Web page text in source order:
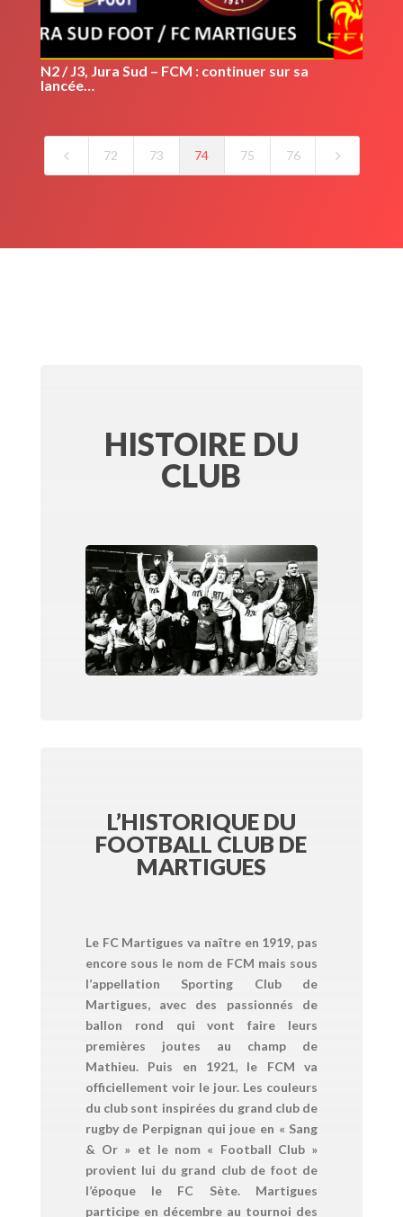
N2 / J3, Jura Sud – FCM : continuer sur sa
lancée…
4 72 73 74 75 76 5
HISTOIRE DU
CLUB
L’HISTORIQUE DU
FOOTBALL CLUB DE
MARTIGUES
Le FC Martigues va naître en 1919, pas
encore sous le nom de FCM mais sous
l’appellation Sporting Club de
Martigues, avec des passionnés de
ballon rond qui vont faire leurs
premières joutes au champ de
Mathieu. Puis en 1921, le FCM va
officiellement voir le jour. Les couleurs
du club sont inspirées du grand club de
rugby de Perpignan qui joue en « Sang
& Or » et le nom « Football Club »
provient lui du grand club de foot de
l’époque le FC Sète. Martigues
participe en décembre au tournoi des